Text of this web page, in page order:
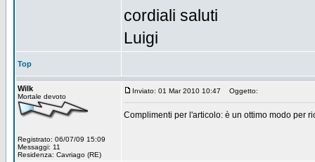
cordiali saluti
Luigi
Top
Wilk
Mortale devoto
Registrato: 06/07/09 15:09
Messaggi: 11
Residenza: Cavriago (RE)
Inviato: 01 Mar 2010 10:47 Oggetto:
Complimenti per l'articolo: è un ottimo modo per